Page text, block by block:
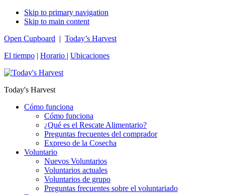
Skip to primary navigation
Skip to main content
Open Cupboard | Today’s Harvest
El tiempo | Horario | Ubicaciones
Today's Harvest
Cómo funciona
Cómo funciona
¿Qué es el Rescate Alimentario?
Preguntas frecuentes del comprador
Expreso de la Cosecha
Voluntario
Nuevos Voluntarios
Voluntarios actuales
Voluntarios de grupo
Preguntas frecuentes sobre el voluntariado